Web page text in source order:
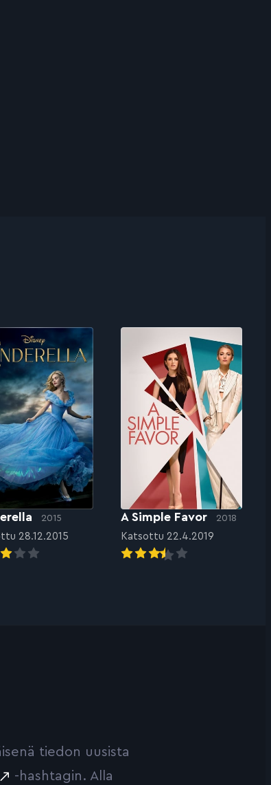
2015
28.12.2015
A Simple Favor 2018
Katsottu 22.4.2019
tiedon uusista
-hashtagin. Alla